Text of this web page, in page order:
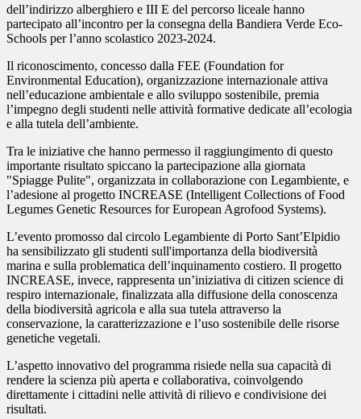
dell’indirizzo alberghiero e III E del percorso liceale hanno
partecipato all’incontro per la consegna della Bandiera Verde Eco-
Schools per l’anno scolastico 2023-2024.
Il riconoscimento, concesso dalla FEE (Foundation for
Environmental Education), organizzazione internazionale attiva
nell’educazione ambientale e allo sviluppo sostenibile, premia
l’impegno degli studenti nelle attività formative dedicate all’ecologia
e alla tutela dell’ambiente.
Tra le iniziative che hanno permesso il raggiungimento di questo
importante risultato spiccano la partecipazione alla giornata
"Spiagge Pulite", organizzata in collaborazione con Legambiente, e
l’adesione al progetto INCREASE (Intelligent Collections of Food
Legumes Genetic Resources for European Agrofood Systems).
L’evento promosso dal circolo Legambiente di Porto Sant’Elpidio
ha sensibilizzato gli studenti sull'importanza della biodiversità
marina e sulla problematica dell’inquinamento costiero. Il progetto
INCREASE, invece, rappresenta un’iniziativa di citizen science di
respiro internazionale, finalizzata alla diffusione della conoscenza
della biodiversità agricola e alla sua tutela attraverso la
conservazione, la caratterizzazione e l’uso sostenibile delle risorse
genetiche vegetali.
L’aspetto innovativo del programma risiede nella sua capacità di
rendere la scienza più aperta e collaborativa, coinvolgendo
direttamente i cittadini nelle attività di rilievo e condivisione dei
risultati.